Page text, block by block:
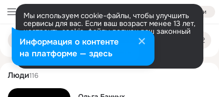
Войти
Мы используем cookie-файлы, чтобы улучшить
сервисы для вас. Если ваш возраст менее 13 лет,
настроить cookie-файлы должен ваш законный
представитель. Больше информации
Разрешить все Настроить
Поиск
людям
olga bannykh
Люди116
Информация о контенте
на платформе — здесь